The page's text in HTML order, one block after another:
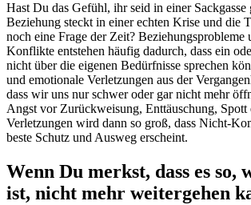
Hast Du das Gefühl, ihr seid in einer Sackgasse
Beziehung steckt in einer echten Krise und die
noch eine Frage der Zeit? Beziehungsprobleme
Konflikte entstehen häufig dadurch, dass ein
nicht über die eigenen Bedürfnisse sprechen
und emotionale Verletzungen aus der
dass wir uns nur schwer oder gar nicht mehr
Angst vor Zurückweisung, Enttäuschung, Spott
Verletzungen wird dann so groß, dass Nicht-
beste Schutz und Ausweg erscheint.
Wenn Du merkst, dass es so,
ist, nicht mehr weitergehen